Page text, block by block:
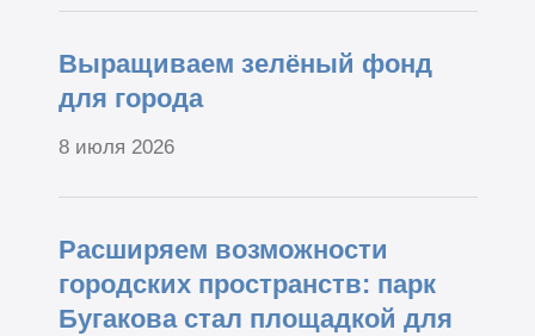
Выращиваем зелёный фонд
для города
8 июля 2026
Расширяем возможности
городских пространств: парк
Бугакова стал площадкой для